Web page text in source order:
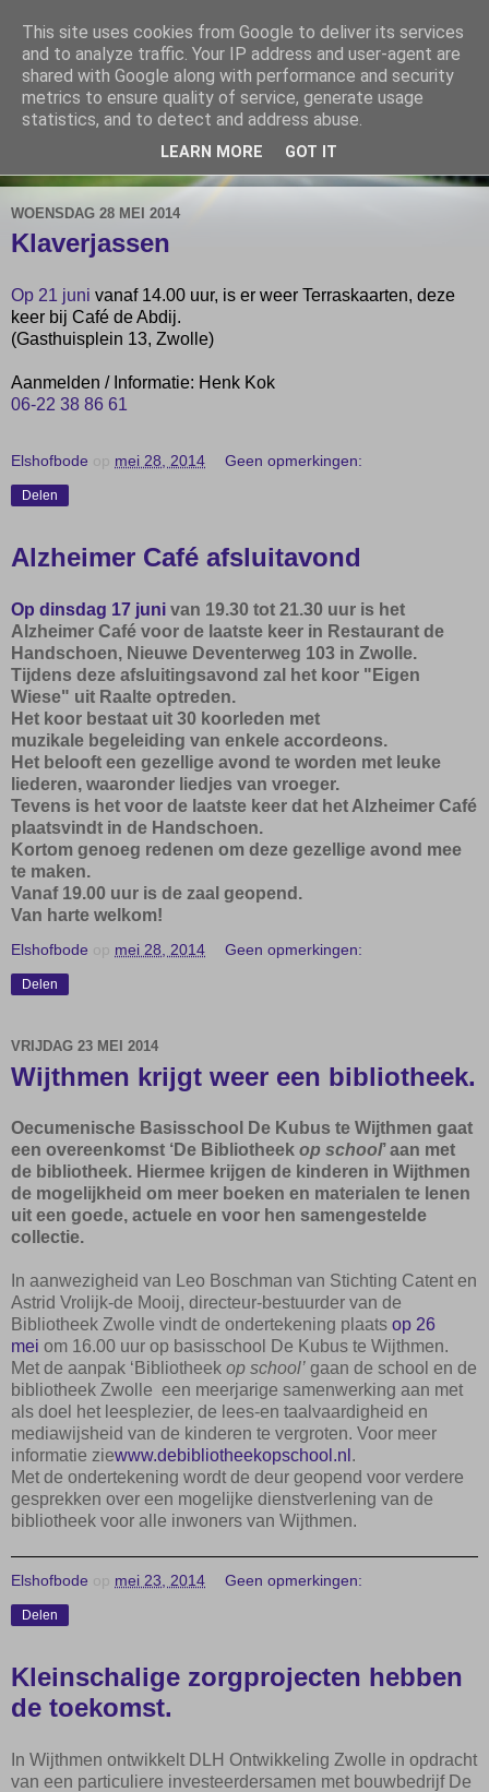
De Elshofbode
Nieuws uit Wijthmen, Herfte en Zalné.
WOENSDAG 28 MEI 2014
Klaverjassen
Op 21 juni vanaf 14.00 uur, is er weer Terraskaarten, deze
keer bij Café de Abdij.
(Gasthuisplein 13, Zwolle)
Aanmelden / Informatie: Henk Kok
06-22 38 86 61
Elshofbode op mei 28, 2014 Geen opmerkingen:
Delen
Alzheimer Café afsluitavond
Op dinsdag 17 juni van 19.30 tot 21.30 uur is het
Alzheimer Café voor de laatste keer in Restaurant de
Handschoen, Nieuwe Deventerweg 103 in Zwolle.
Tijdens deze afsluitingsavond zal het koor "Eigen
Wiese" uit Raalte optreden.
Het koor bestaat uit 30 koorleden met
muzikale begeleiding van enkele accordeons.
Het belooft een gezellige avond te worden met leuke
liederen, waaronder liedjes van vroeger.
Tevens is het voor de laatste keer dat het Alzheimer Café
plaatsvindt in de Handschoen.
Kortom genoeg redenen om deze gezellige avond mee
te maken.
Vanaf 19.00 uur is de zaal geopend.
Van harte welkom!
Elshofbode op mei 28, 2014 Geen opmerkingen:
Delen
VRIJDAG 23 MEI 2014
Wijthmen krijgt weer een bibliotheek.
Oecumenische Basisschool De Kubus te Wijthmen gaat
een overeenkomst ‘De Bibliotheek op school’ aan met
de bibliotheek. Hiermee krijgen de kinderen in Wijthmen
de mogelijkheid om meer boeken en materialen te lenen
uit een goede, actuele en voor hen samengestelde
collectie.
In aanwezigheid van Leo Boschman van Stichting Catent en
Astrid Vrolijk-de Mooij, directeur-bestuurder van de
Bibliotheek Zwolle vindt de ondertekening plaats op 26
mei om 16.00 uur op basisschool De Kubus te Wijthmen.
Met de aanpak ‘Bibliotheek op school’ gaan de school en de
bibliotheek Zwolle een meerjarige samenwerking aan met
als doel het leesplezier, de lees-en taalvaardigheid en
mediawijsheid van de kinderen te vergroten. Voor meer
informatie ziewww.debibliotheekopschool.nl .
Met de ondertekening wordt de deur geopend voor verdere
gesprekken over een mogelijke dienstverlening van de
bibliotheek voor alle inwoners van Wijthmen.
Elshofbode op mei 23, 2014 Geen opmerkingen:
Delen
Kleinschalige zorgprojecten hebben
de toekomst.
In Wijthmen ontwikkelt DLH Ontwikkeling Zwolle in opdracht
van een particuliere investeerdersamen met bouwbedrijfDe
This site uses cookies from Google to deliver its services
and to analyze traffic. Your IP address and user-agent are
shared with Google along with performance and security
metrics to ensure quality of service, generate usage
statistics, and to detect and address abuse.
LEARN MORE GOT IT